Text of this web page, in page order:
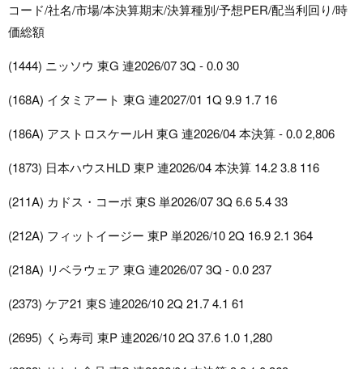
コード/社名/市場/本決算期末/決算種別/予想PER/配当利回り/時
価総額
(1444) ニッソウ 東G 連2026/07 3Q - 0.0 30
(168A) イタミアート 東G 連2027/01 1Q 9.9 1.7 16
(186A) アストロスケールH 東G 連2026/04 本決算 - 0.0 2,806
(1873) 日本ハウスHLD 東P 連2026/04 本決算 14.2 3.8 116
(211A) カドス・コーポ 東S 単2026/07 3Q 6.6 5.4 33
(212A) フィットイージー 東P 単2026/10 2Q 16.9 2.1 364
(218A) リベラウェア 東G 連2026/07 3Q - 0.0 237
(2373) ケア21 東S 連2026/10 2Q 21.7 4.1 61
(2695) くら寿司 東P 連2026/10 2Q 37.6 1.0 1,280